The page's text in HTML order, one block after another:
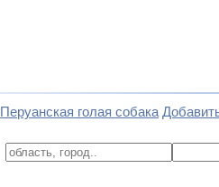
Перуанская голая собака